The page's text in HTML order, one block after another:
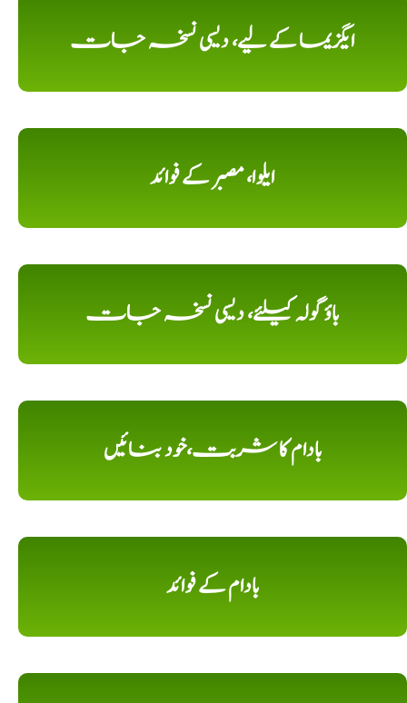
ایگزیما کے لیے، دیسی نسخہ جات
ایلوا، مصبر کے فوائد
باؤ گولہ کیلئے، دیسی نسخہ جات
بادام کا شربت،خود بنائیں
بادام کے فوائد